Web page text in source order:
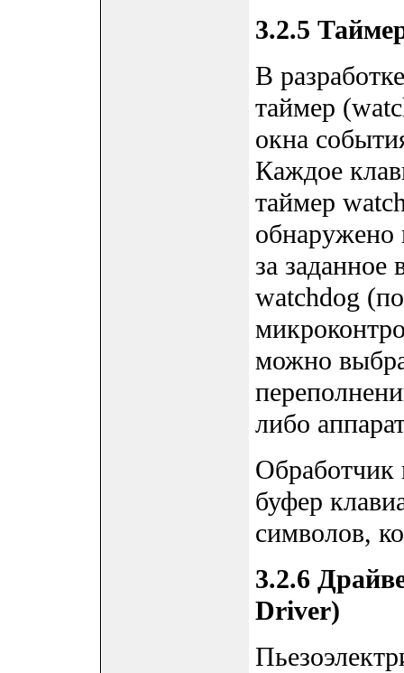
3.2.5
В
таймер
окна
Каждое
таймер
обнаружено
за заданное
watchdog
можно
либо
Обработчик
буфер
символов,
3.2.6
Driver)